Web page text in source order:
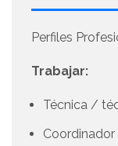
Perfiles
Trabajar:
Técnica /